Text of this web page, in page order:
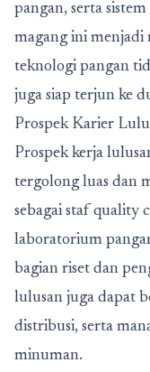
pangan, serta
magang ini menjadi
teknologi pangan
juga siap terjun ke
Prospek Karier
Prospek kerja
tergolong luas dan
sebagai staf quality
laboratorium
bagian riset dan
lulusan juga dapat
distribusi, serta
minuman.